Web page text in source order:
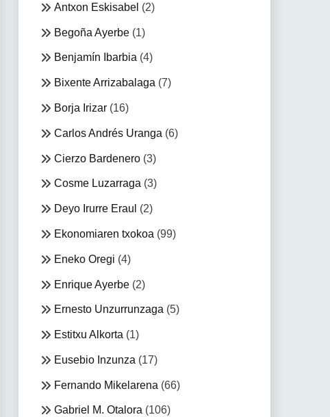
Antxon Eskisabel (2)
Begoña Ayerbe(1)
Benjamín Ibarbia (4)
Bixente Arrizabalaga (7)
Borja Irizar(16)
Carlos Andrés Uranga (6)
Cierzo Bardenero(3)
Cosme Luzarraga (3)
Deyo Irurre Eraul (2)
Ekonomiaren txokoa (99)
Eneko Oregi (4)
Enrique Ayerbe(2)
Ernesto Unzurrunzaga (5)
Estitxu Alkorta (1)
Eusebio Inzunza (17)
Fernando Mikelarena (66)
Gabriel M. Otalora(106)